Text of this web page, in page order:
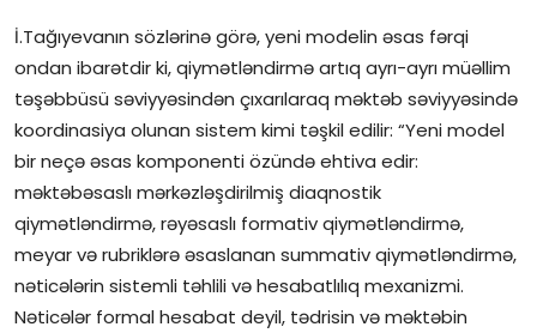
İ.Tağıyevanın sözlərinə görə, yeni modelin əsas fərqi
ondan ibarətdir ki, qiymətləndirmə artıq ayrı-ayrı müəllim
təşəbbüsü səviyyəsindən çıxarılaraq məktəb səviyyəsində
koordinasiya olunan sistem kimi təşkil edilir: “Yeni model
bir neçə əsas komponenti özündə ehtiva edir:
məktəbəsaslı mərkəzləşdirilmiş diaqnostik
qiymətləndirmə, rəyəsaslı formativ qiymətləndirmə,
meyar və rubriklərə əsaslanan summativ qiymətləndirmə,
nəticələrin sistemli təhlili və hesabatlılıq mexanizmi.
Nəticələr formal hesabat deyil, tədrisin və məktəbin